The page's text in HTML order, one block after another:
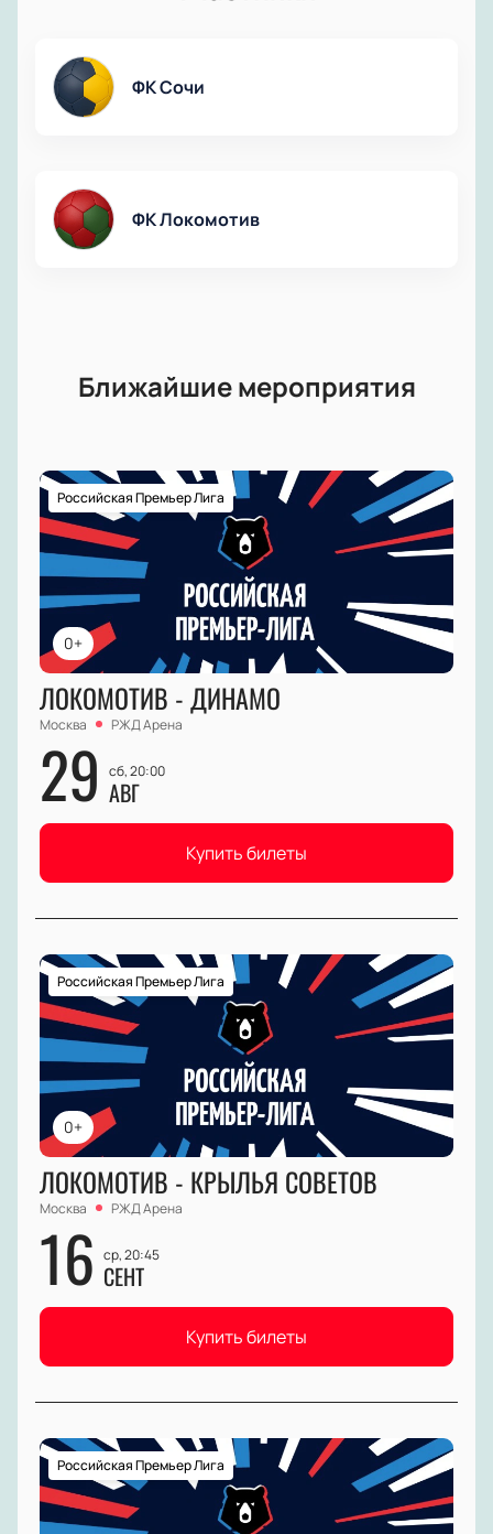
ФК Сочи
ФК Локомотив
Ближайшие мероприятия
0+
Российская Премьер Лига
ЛОКОМОТИВ - ДИНАМО
Москва РЖД Арена
29 сб, 20:00
АВГ
Купить билеты
0+
Российская Премьер Лига
ЛОКОМОТИВ - КРЫЛЬЯ СОВЕТОВ
Москва РЖД Арена
16 ср, 20:45
СЕНТ
Купить билеты
Российская Премьер Лига